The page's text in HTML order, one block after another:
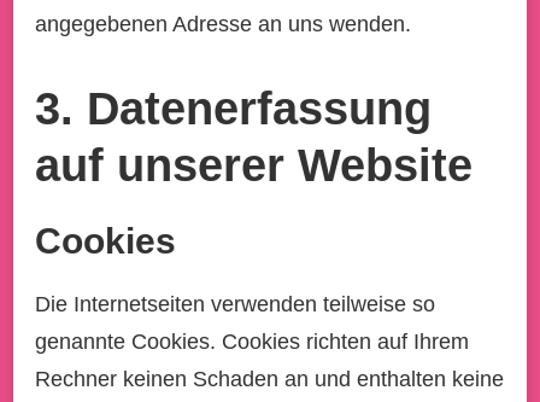
angegebenen Adresse an uns wenden.
3. Datenerfassung
auf unserer Website
Cookies
Die Internetseiten verwenden teilweise so
genannte Cookies. Cookies richten auf Ihrem
Rechner keinen Schaden an und enthalten keine